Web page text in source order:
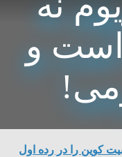
است و
کوین را در رده اول